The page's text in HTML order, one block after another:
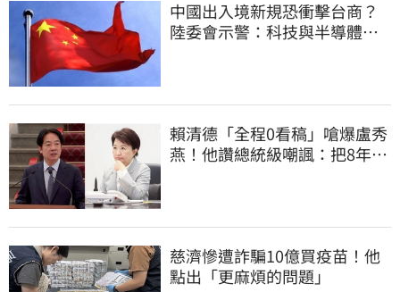
中國出入境新規恐衝擊台商？
陸委會示警：科技與半導體從
賴清德「全程0看稿」嗆爆盧秀
燕！他讚總統級嘲諷：把8年總
慈濟慘遭詐騙10億買疫苗！他
點出「更麻煩的問題」